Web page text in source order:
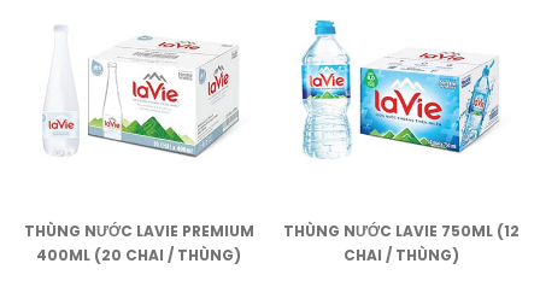
THÙNG NƯỚC LAVIE PREMIUM
400ML (20 CHAI / THÙNG)
THÙNG NƯỚC LAVIE 750ML (12
CHAI / THÙNG)